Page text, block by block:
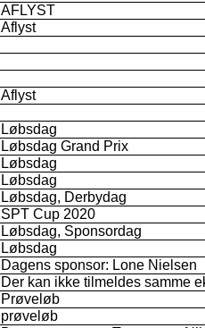
AFLYST
Aflyst
Aflyst
Løbsdag
Løbsdag Grand Prix
Løbsdag
Løbsdag
Løbsdag, Derbydag
SPT Cup 2020
Løbsdag, Sponsordag
Løbsdag
Dagens sponsor: Lone Nielsen
Der kan ikke tilmeldes samme
Prøveløb
prøveløb